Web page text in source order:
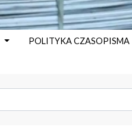
POLITYKA CZASOPISMA